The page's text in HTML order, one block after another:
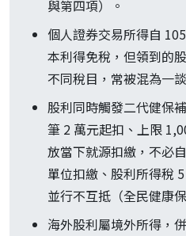
與第四項）。
個人證券交易所得自
本利得免稅，但領到的
不同稅目，常被混為一
股利同時觸發二代健保
筆 2 萬元起扣、上限
放當下就源扣繳，不必
單位扣繳、股利所得稅
並行不互抵（全民健康
海外股利屬境外所得，